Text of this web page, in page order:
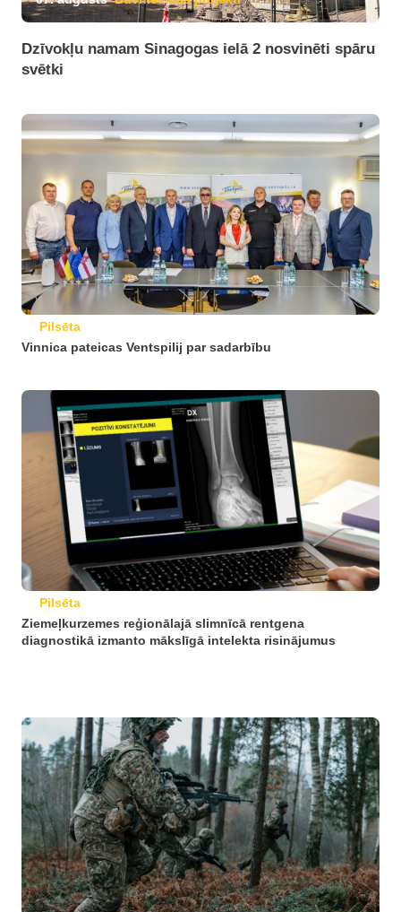
Dzīvokļu namam Sinagogas ielā 2 nosvinēti spāru
svētki
Pilsēta
Vinnica pateicas Ventspilij par sadarbību
Pilsēta
Ziemeļkurzemes reģionālajā slimnīcā rentgena
diagnostikā izmanto mākslīgā intelekta risinājumus